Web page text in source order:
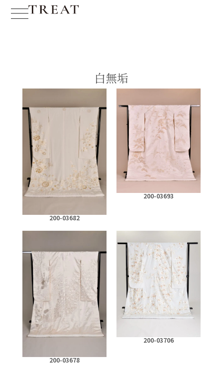
白無垢
200-03682
200-03693
200-03678
200-03706